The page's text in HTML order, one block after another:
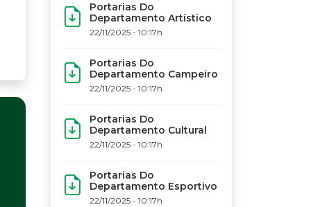
Portarias Do
Departamento Artístico
22/11/2025 - 10:17h
Portarias Do
Departamento Campeiro
22/11/2025 - 10:17h
Portarias Do
Departamento Cultural
22/11/2025 - 10:17h
Portarias Do
Departamento Esportivo
22/11/2025 - 10:17h